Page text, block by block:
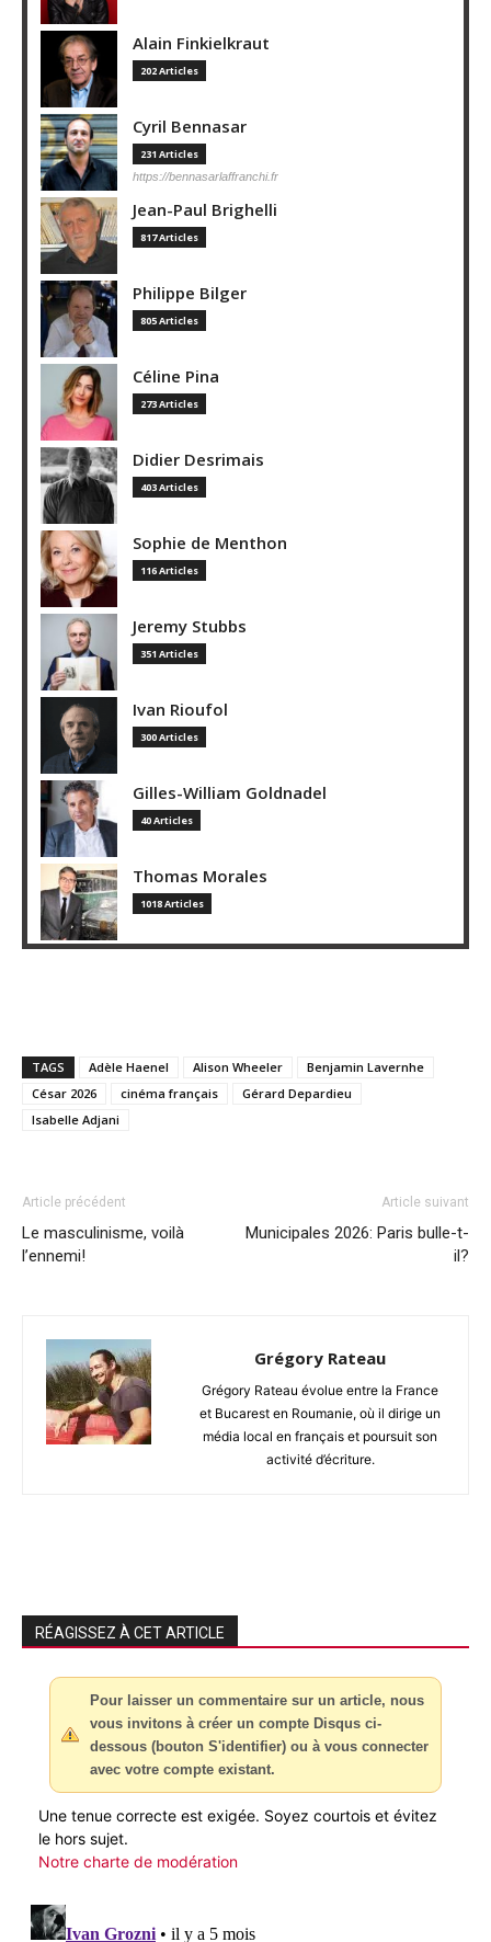
Alain Finkielkraut
202 Articles
Cyril Bennasar
231 Articles
https://bennasarlaffranchi.fr
Jean-Paul Brighelli
817 Articles
Philippe Bilger
805 Articles
Céline Pina
273 Articles
Didier Desrimais
403 Articles
Sophie de Menthon
116 Articles
Jeremy Stubbs
351 Articles
Ivan Rioufol
300 Articles
Gilles-William Goldnadel
40 Articles
Thomas Morales
1018 Articles
TAGS Adèle Haenel Alison Wheeler
Benjamin Lavernhe
César 2026
cinéma français
Gérard Depardieu
Isabelle Adjani
Article précédent
Le masculinisme, voilà
l’ennemi!
Article suivant
Municipales 2026: Paris bulle-t-
il?
Grégory Rateau
Grégory Rateau évolue entre la France
et Bucarest en Roumanie, où il dirige un
média local en français et poursuit son
activité d’écriture.
RÉAGISSEZ À CET ARTICLE
Pour laisser un commentaire sur un article, nous
vous invitons à créer un compte Disqus ci-
dessous (bouton S'identifier) ou à vous connecter
avec votre compte existant.
Une tenue correcte est exigée. Soyez courtois et évitez
le hors sujet.
Notre charte de modération